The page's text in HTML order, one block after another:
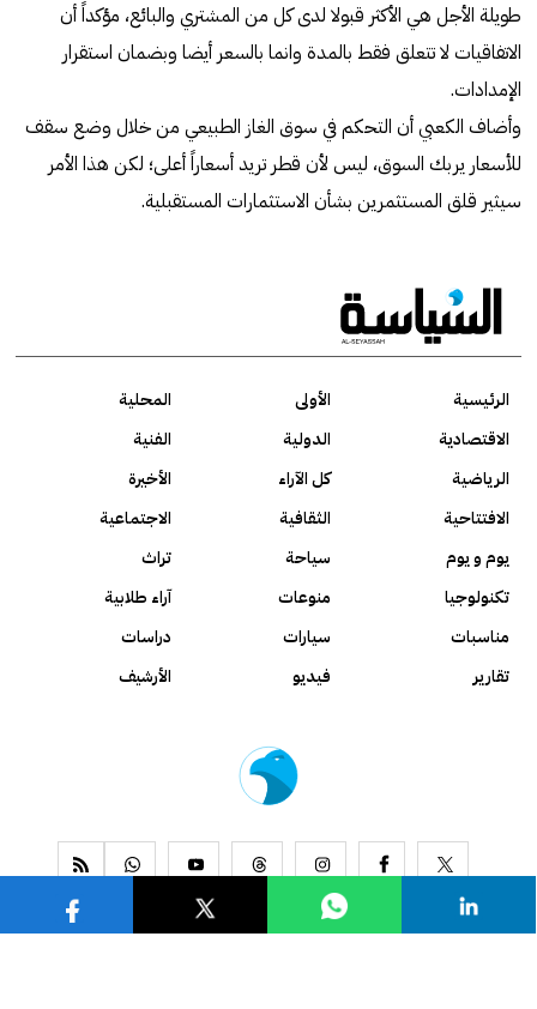
طويلة الأجل هي الأكثر قبولا لدى كل من المشتري والبائع، مؤكداً أن
الاتفاقيات لا تتعلق فقط بالمدة وانما بالسعر أيضا وبضمان استقرار
الإمدادات.
وأضاف الكعبي أن التحكم في سوق الغاز الطبيعي من خلال وضع سقف
للأسعار يربك السوق، ليس لأن قطر تريد أسعاراً أعلى؛ لكن هذا الأمر
سيثير قلق المستثمرين بشأن الاستثمارات المستقبلية.
الرئيسية الأولى
المحلية
الاقتصادية
الدولية
الفنية
الرياضية
كل الآراء
الأخيرة
الافتتاحية
الثقافية
الاجتماعية
يوم و يوم
سياحة
تراث
تكنولوجيا
منوعات
آراء طلابية
مناسبات
سيارات
دراسات
تقارير
فيديو الأرشيف